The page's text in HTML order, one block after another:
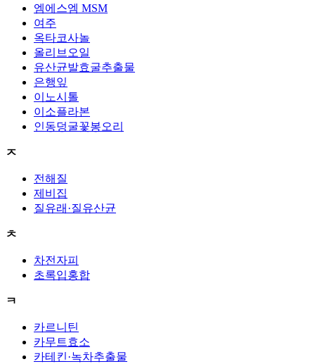
엠에스엠 MSM
여주
옥타코사놀
올리브오일
유산균발효굴추출물
은행잎
이노시톨
이소플라본
인동덩굴꽃봉오리
ㅈ
전해질
제비집
질유래·질유산균
ㅊ
차전자피
초록입홍합
ㅋ
카르니틴
카무트효소
카테킨·녹차추출물